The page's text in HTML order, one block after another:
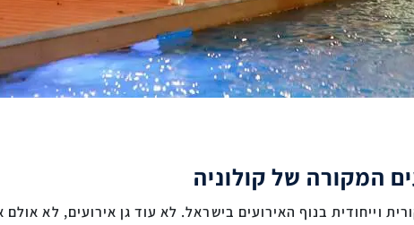
המקורה של קולוניה
וייחודית בנוף האירועים בישראל. לא עוד גן אירועים, לא